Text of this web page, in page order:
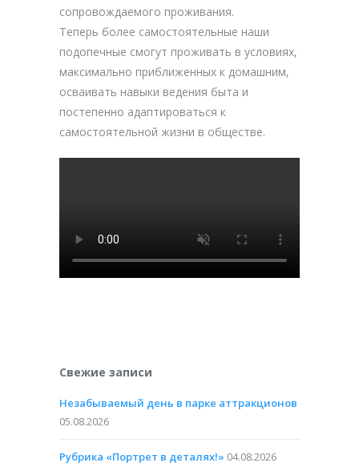
сопровождаемого проживания.
Теперь более самостоятельные наши
подопечные смогут проживать в условиях,
максимально приближенных к домашним,
осваивать навыки ведения быта и
постепенно адаптироваться к
самостоятельной жизни в обществе.
Свежие записи
Незабываемый день в парке аттракционов
05.08.2026
Рубрика «Портрет в деталях!» 04.08.2026